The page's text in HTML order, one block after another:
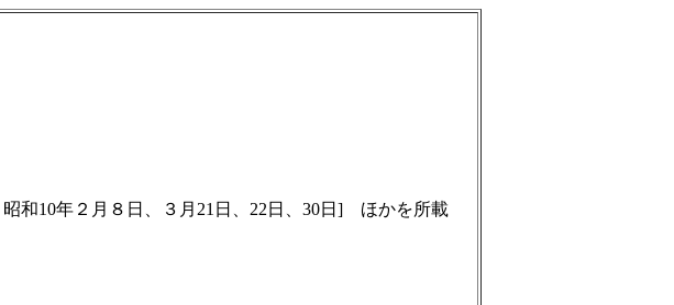
昭和10年２月８日、３月21日、22日、30日] ほかを所載